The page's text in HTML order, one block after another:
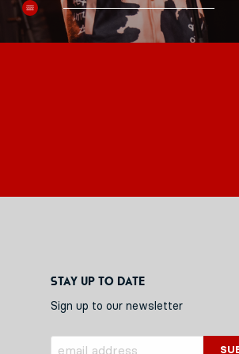
Stay up to date
Sign up to our newsletter